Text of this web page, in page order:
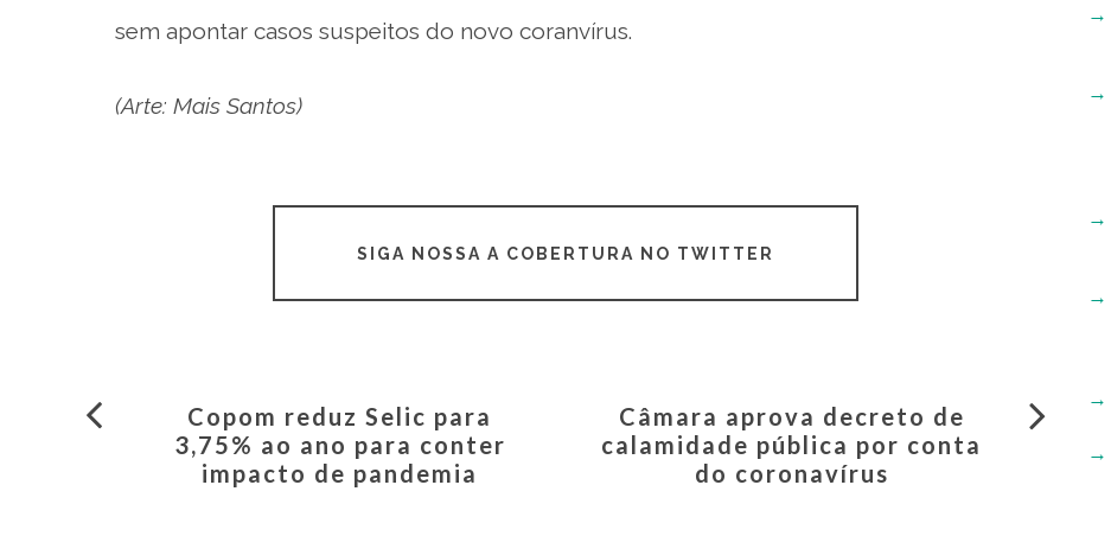
sem apontar casos suspeitos do novo coranvírus.
(Arte: Mais Santos)
SIGA NOSSA A COBERTURA NO TWITTER
Copom reduz Selic para
3,75% ao ano para conter
impacto de pandemia
Câmara aprova decreto de
calamidade pública por conta
do coronavírus